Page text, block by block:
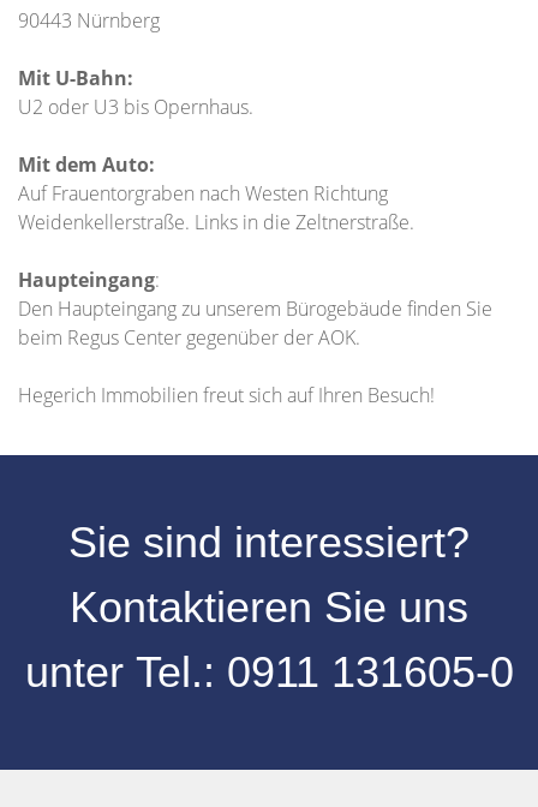
90443 Nürnberg
Mit U-Bahn:
U2 oder U3 bis Opernhaus.
Mit dem Auto:
Auf Frauentorgraben nach Westen Richtung
Weidenkellerstraße. Links in die Zeltnerstraße.
Haupteingang:
Den Haupteingang zu unserem Bürogebäude finden Sie
beim Regus Center gegenüber der AOK.
Hegerich Immobilien freut sich auf Ihren Besuch!
Sie sind interessiert?
Kontaktieren Sie uns
unter Tel.: 0911 131605-0